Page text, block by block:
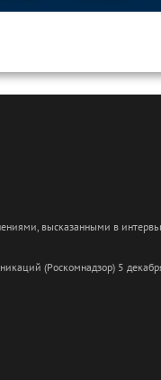
высказанными в
(Роскомнадзор) 5